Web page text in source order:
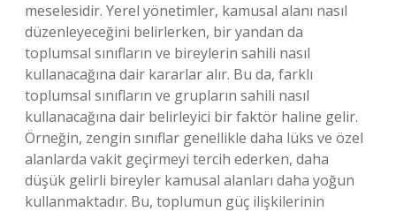
meselesidir. Yerel yönetimler, kamusal alanı nasıl
düzenleyeceğini belirlerken, bir yandan da
toplumsal sınıfların ve bireylerin sahili nasıl
kullanacağına dair kararlar alır. Bu da, farklı
toplumsal sınıfların ve grupların sahili nasıl
kullanacağına dair belirleyici bir faktör haline gelir.
Örneğin, zengin sınıflar genellikle daha lüks ve özel
alanlarda vakit geçirmeyi tercih ederken, daha
düşük gelirli bireyler kamusal alanları daha yoğun
kullanmaktadır. Bu, toplumun güç ilişkilerinin